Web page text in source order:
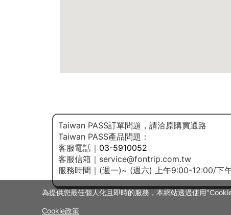
Taiwan PASS訂單問題，請洽原購買通路
Taiwan PASS產品問題：
客服電話｜ 03-5910052
客服信箱｜ service@fontrip.com.tw
服務時間｜(週一)~ (週六) 上午9:00-12:00/下
為提供您最佳個人化且即時的服務，本網站透過使用
Cookie政策